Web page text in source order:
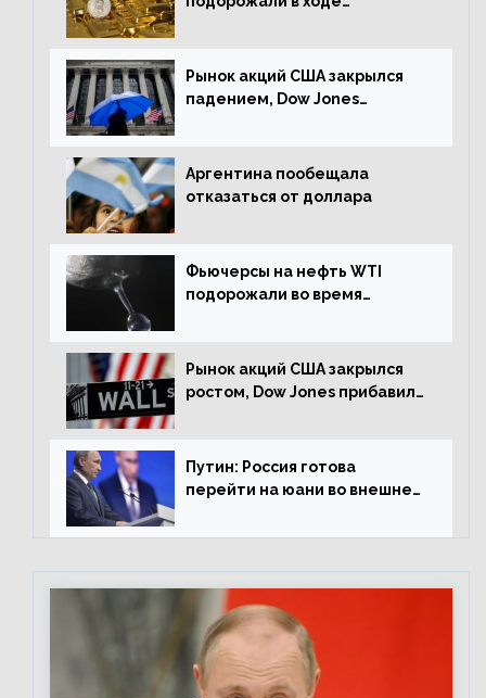
Рынок акций США закрылся
падением, Dow Jones
Аргентина пообещала
отказаться от доллара
Фьючерсы на нефть WTI
подорожали во время
Рынок акций США закрылся
ростом, Dow Jones прибавил
Путин: Россия готова
перейти на юани во внешней